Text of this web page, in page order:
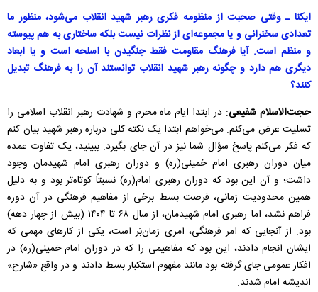
ایکنا ـ وقتی صحبت از منظومه فکری رهبر شهید انقلاب می‌شود، منظور ما
تعدادی سخنرانی و یا مجموعه‌ای از نظرات نیست بلکه ساختاری به هم پیوسته
و منظم است. آیا فرهنگ مقاومت فقط جنگیدن با اسلحه است و یا ابعاد
دیگری هم دارد و چگونه رهبر شهید انقلاب توانستند آن را به فرهنگ تبدیل
کنند؟
حجت‌الاسلام شفیعی: در ابتدا ایام ماه محرم و شهادت رهبر انقلاب اسلامی را
تسلیت عرض می‌کنم. می‌خواهم ابتدا یک نکته کلی درباره رهبر شهید بیان کنم
که فکر می‌کنم پاسخ سؤال شما نیز در آن جای بگیرد. ببینید، یک تفاوت عمده
میان دوران رهبری امام خمینی(ره) و دوران رهبری امام شهیدمان وجود
داشت؛ و آن این بود که دوران رهبری امام(ره) نسبتاً کوتاه‌تر بود و به دلیل
همین محدودیت زمانی، فرصت بسط برخی از مفاهیم فرهنگی در آن دوره
فراهم نشد، اما رهبری امام شهیدمان، از سال ۶۸ تا ۱۴۰۴ (بیش از چهار دهه)
بود. از آنجایی که امر فرهنگی، امری زمان‌بَر است، یکی از کارهای مهمی که
ایشان انجام دادند، این بود که مفاهیمی را که در دوران امام خمینی(ره) در
افکار عمومی جای گرفته بود مانند مفهوم استکبار بسط دادند و در واقع «شارح»
اندیشه‌ امام شدند.